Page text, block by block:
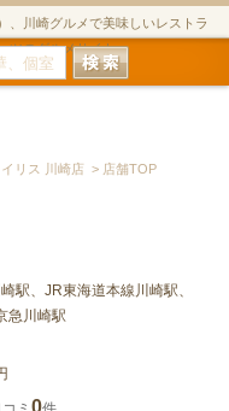
、川崎グルメで美味しいレストラ
ツのグルメサイト
リス 川崎店 > 店舗TOP
駅、JR東海道本線川崎駅、
急川崎駅
0